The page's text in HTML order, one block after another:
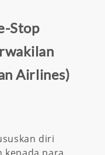
Stop
Airlines)
diri